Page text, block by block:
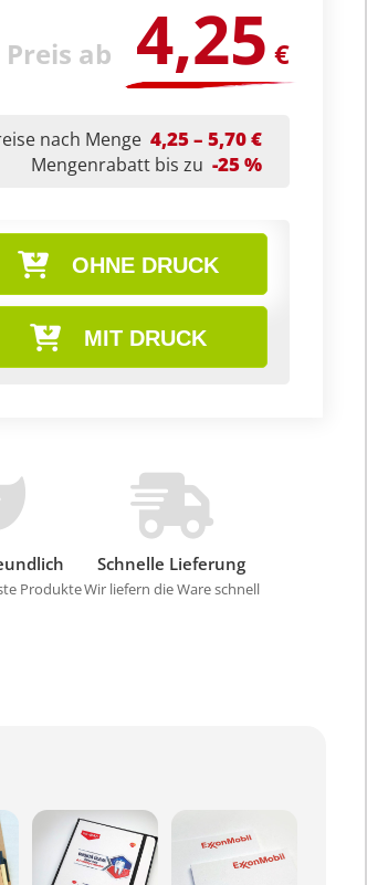
Preis ab 4,25 €
nach Menge 4,25 – 5,70 €
Mengenrabatt bis zu -25 %
OHNE DRUCK
MIT DRUCK
Produkte
Schnelle Lieferung
Wir liefern die Ware schnell